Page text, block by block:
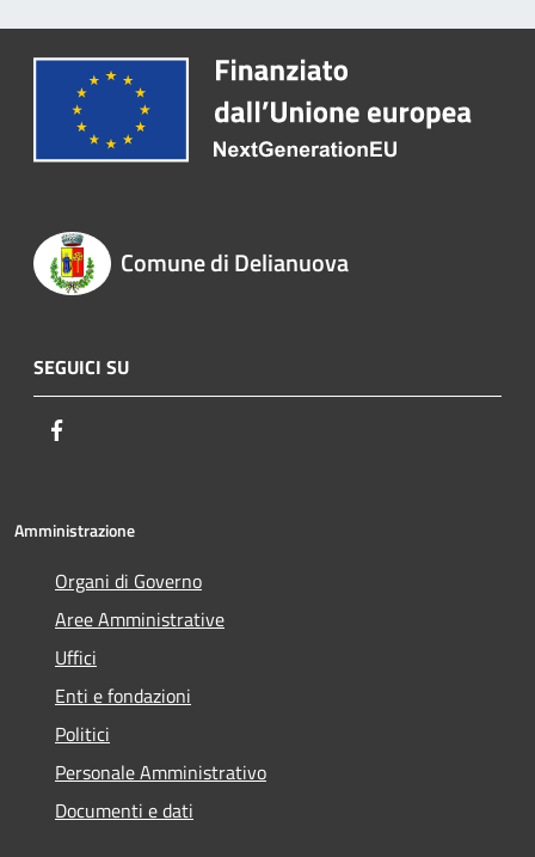
Comune di Delianuova
SEGUICI SU
Amministrazione
Organi di Governo
Aree Amministrative
Uffici
Enti e fondazioni
Politici
Personale Amministrativo
Documenti e dati